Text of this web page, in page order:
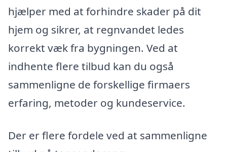
hjælper med at forhindre skader på dit
hjem og sikrer, at regnvandet ledes
korrekt væk fra bygningen. Ved at
indhente flere tilbud kan du også
sammenligne de forskellige firmaers
erfaring, metoder og kundeservice.
Der er flere fordele ved at sammenligne